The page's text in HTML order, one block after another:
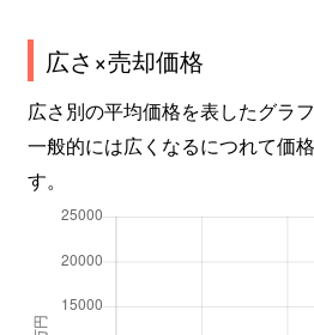
広さ×売却価格
広さ別の平均価格を表したグラフ
一般的には広くなるにつれて価
す。